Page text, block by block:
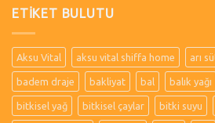
ETIKET BULUTU
Aksu Vital aksu vital shiffa home arı
badem draje bakliyat bal balık yağı
bitkisel yağ bitkisel çaylar bitki suyu